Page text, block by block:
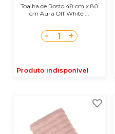
Toalha de Rosto 48 cm x 80
cm Aura Off White ...
- 1 +
Produto indisponível